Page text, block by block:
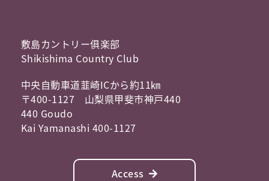
敷島カントリー俱楽部
Shikishima Country Club
中央自動車道韮崎ICから約11㎞
〒400-1127 山梨県甲斐市神戸440
440 Goudo
Kai Yamanashi 400-1127
Access